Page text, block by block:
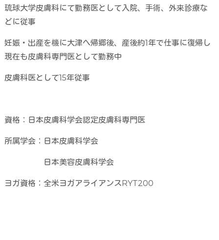
琉球大学皮膚科にて勤務医として入院、手術、外来診療な
どに従事
妊娠・出産を機に大津へ帰郷後、産後約1年で仕事に復帰し
現在も皮膚科専門医として勤務中
皮膚科医として15年従事
資格：日本皮膚科学会認定皮膚科専門医
所属学会：日本皮膚科学会
日本美容皮膚科学会
ヨガ資格：全米ヨガアライアンスRYT200